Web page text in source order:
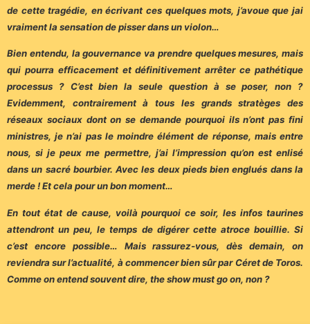
de cette tragédie, en écrivant ces quelques mots, j’avoue que jai
vraiment la sensation de pisser dans un violon…
Bien entendu, la gouvernance va prendre quelques mesures, mais
qui pourra efficacement et définitivement arrêter ce pathétique
processus ? C’est bien la seule question à se poser, non ?
Evidemment, contrairement à tous les grands stratèges des
réseaux sociaux dont on se demande pourquoi ils n’ont pas fini
ministres, je n’ai pas le moindre élément de réponse, mais entre
nous, si je peux me permettre, j’ai l’impression qu’on est enlisé
dans un sacré bourbier. Avec les deux pieds bien englués dans la
merde ! Et cela pour un bon moment…
En tout état de cause, voilà pourquoi ce soir, les infos taurines
attendront un peu, le temps de digérer cette atroce bouillie. Si
c’est encore possible… Mais rassurez-vous, dès demain, on
reviendra sur l’actualité, à commencer bien sûr par Céret de Toros.
Comme on entend souvent dire, the show must go on, non ?